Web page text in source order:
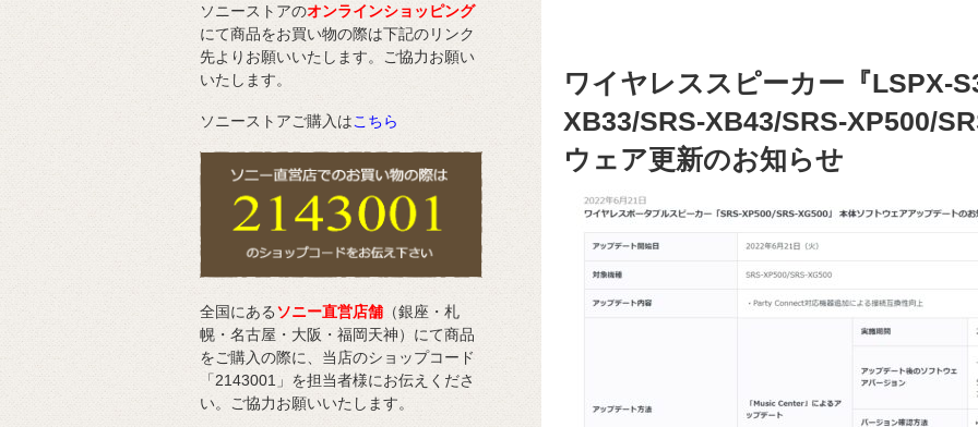
ワイヤレススピーカー『LSPX-
XB33/SRS-XB43/SRS-XP500/
ウェア更新のお知らせ
ソニーストアのオンラインショッピング
にて商品をお買い物の際は下記のリンク
先よりお願いいたします。ご協力お願い
いたします。
ソニーストアご購入はこちら
全国にあるソニー直営店舗 （銀座・札
幌・名古屋・大阪・福岡天神）にて商品
をご購入の際に、当店のショップコード
「2143001」を担当者様にお伝えくださ
い。ご協力お願いいたします。